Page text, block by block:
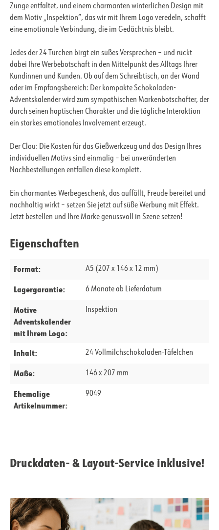
Zunge entfaltet, und einem charmanten winterlichen Design mit
dem Motiv „Inspektion“, das wir mit Ihrem Logo veredeln, schafft
eine emotionale Verbindung, die im Gedächtnis bleibt.
Jedes der 24 Türchen birgt ein süßes Versprechen – und rückt
dabei Ihre Werbebotschaft in den Mittelpunkt des Alltags Ihrer
Kundinnen und Kunden. Ob auf dem Schreibtisch, an der Wand
oder im Empfangsbereich: Der kompakte Schokoladen-
Adventskalender wird zum sympathischen Markenbotschafter, der
durch seinen haptischen Charakter und die tägliche Interaktion
ein starkes emotionales Involvement erzeugt.
Der Clou: Die Kosten für das Gießwerkzeug und das Design Ihres
individuellen Motivs sind einmalig – bei unveränderten
Nachbestellungen entfallen diese komplett.
Ein charmantes Werbegeschenk, das auffällt, Freude bereitet und
nachhaltig wirkt – setzen Sie jetzt auf süße Werbung mit Effekt.
Jetzt bestellen und Ihre Marke genussvoll in Szene setzen!
Eigenschaften
Format: A5 (207 x 146 x 12 mm)
Lagergarantie: 6 Monate ab Lieferdatum
Motive
Adventskalender
mit Ihrem Logo:
Inspektion
Inhalt: 24 Vollmilchschokoladen-Täfelchen
Maße: 146 x 207 mm
Ehemalige
Artikelnummer:
9049
Druckdaten- & Layout-Service inklusive!